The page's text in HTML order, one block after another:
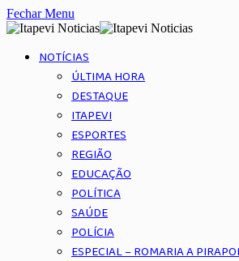
Fechar Menu
NOTÍCIAS
ÚLTIMA HORA
DESTAQUE
ITAPEVI
ESPORTES
REGIÃO
EDUCAÇÃO
POLÍTICA
SAÚDE
POLÍCIA
ESPECIAL – ROMARIA A